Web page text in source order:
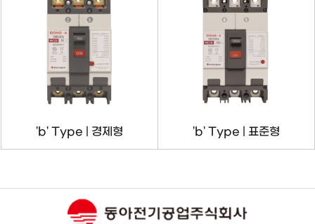
'b' Type | 경제형 'b' Type | 표준형